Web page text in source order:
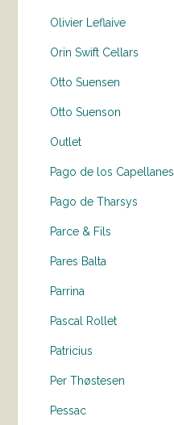
Olivier Leflaive
Orin Swift Cellars
Otto Suensen
Otto Suenson
Outlet
Pago de los Capellanes
Pago de Tharsys
Parce & Fils
Pares Balta
Parrina
Pascal Rollet
Patricius
Per Thøstesen
Pessac